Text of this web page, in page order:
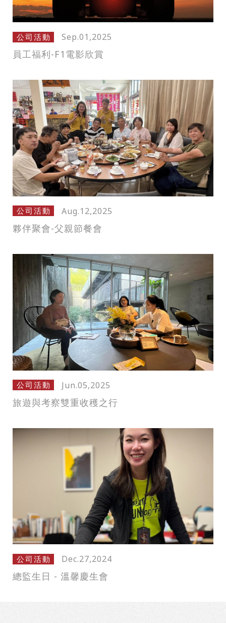
公司活動 Sep.01,2025
員工福利-F1電影欣賞
公司活動 Aug.12,2025
夥伴聚會-父親節餐會
公司活動 Jun.05,2025
旅遊與考察雙重收穫之行
公司活動 Dec.27,2024
總監生日 - 溫馨慶生會
僅必需的Cookies